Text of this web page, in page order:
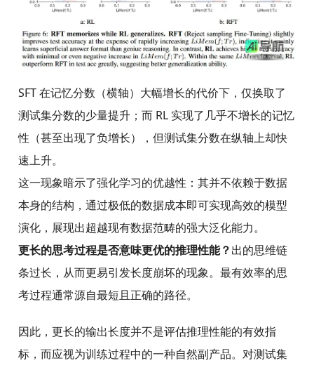
SFT 在记忆分数（横轴）大幅增长的代价下，仅换取了
测试集分数的少量提升；而 RL 实现了几乎不增长的记忆
性（甚至出现了负增长），但测试集分数在纵轴上却快
速上升。
这一现象暗示了强化学习的优越性：其并不依赖于数据
本身的结构，通过极低的数据成本即可实现高效的模型
演化，展现出超越现有数据范畴的强大泛化能力。
更长的思考过程是否意味更优的推理性能？出的思维链
条过长，从而更易引发长度崩坏的现象。最有效率的思
考过程通常源自最短且正确的路径。
因此，更长的输出长度并不是评估推理性能的有效指
标，而应视为训练过程中的一种自然副产品。对测试集